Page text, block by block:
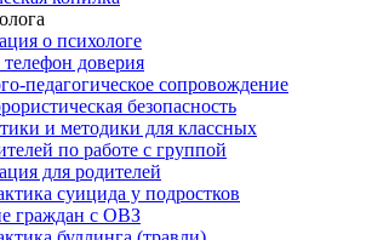
о психологе
доверия
педагогическое сопровождение
безопасность
и методики для классных
по работе с группой
для родителей
суицида у подростков
граждан с ОВЗ